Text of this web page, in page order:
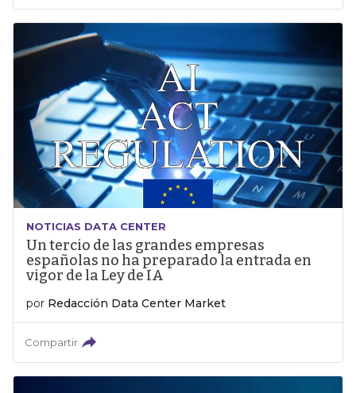
NOTICIAS DATA CENTER
Un tercio de las grandes empresas
españolas no ha preparado la entrada en
vigor de la Ley de IA
por Redacción Data Center Market
Compartir